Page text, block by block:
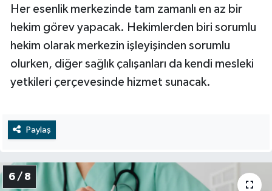
Her esenlik merkezinde tam zamanlı en az bir
hekim görev yapacak. Hekimlerden biri sorumlu
hekim olarak merkezin işleyişinden sorumlu
olurken, diğer sağlık çalışanları da kendi mesleki
yetkileri çerçevesinde hizmet sunacak.
Paylaş
6 / 8